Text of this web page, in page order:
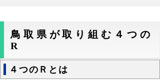
鳥取県が取り組む４つの
R
４つのＲとは